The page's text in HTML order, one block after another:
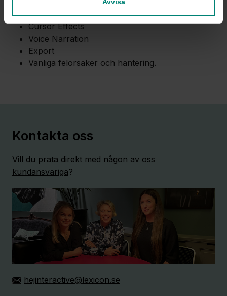
Tidslinjen
Cursor Effects
Voice Narration
Export
Vanliga felorsaker och hantering.
Kontakta oss
Vill du prata direkt med någon av oss
kundansvariga?
hejinteractive@lexicon.se